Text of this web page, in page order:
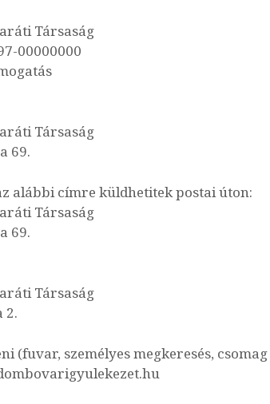
Társaság
00000000
Társaság
69.
alábbi címre küldhetitek postai úton:
Társaság
69.
Társaság
2.
(fuvar, személyes megkeresés,